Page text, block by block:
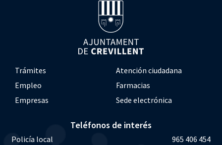
Trámites
Atención ciudadana
Empleo
Farmacias
Empresas
Sede electrónica
Teléfonos de interés
Policía local
965 406 454